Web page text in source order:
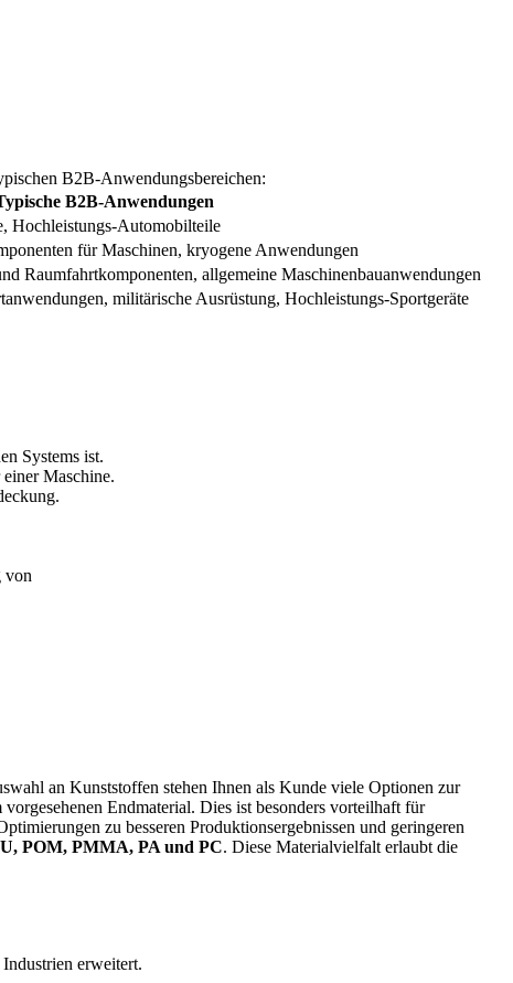
B2B-Anwendungsbereichen:
B2B-Anwendungen
Hochleistungs-Automobilteile
für Maschinen, kryogene Anwendungen
Raumfahrtkomponenten, allgemeine Maschinenbauanwendungen
militärische Ausrüstung, Hochleistungs-Sportgeräte
von
an Kunststoffen stehen Ihnen als Kunde viele Optionen zur
Endmaterial. Dies ist besonders vorteilhaft für
zu besseren Produktionsergebnissen und geringeren
POM, PMMA, PA und PC. Diese Materialvielfalt erlaubt die
erweitert.